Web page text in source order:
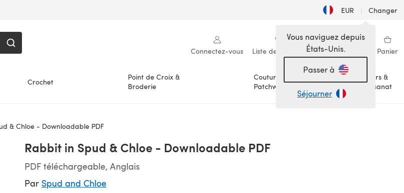
EUR | Changer
Connectez-vous Liste de souhaits Ma bibliothèque Panier
Crochet
Point de Croix &
Broderie
Couture &
Patchwork
Loisirs &
Artisanat
Vous naviguez depuis
États-Unis.
Passer à
Séjourner
& Chloe - Downloadable PDF
Rabbit in Spud & Chloe - Downloadable PDF
PDF téléchargeable, Anglais
Par Spud and Chloe